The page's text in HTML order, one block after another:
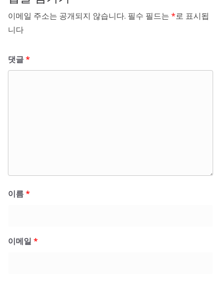
이메일 주소는 공개되지 않습니다. 필수 필드는 *로 표시됩
니다
댓글*
이름*
이메일 *